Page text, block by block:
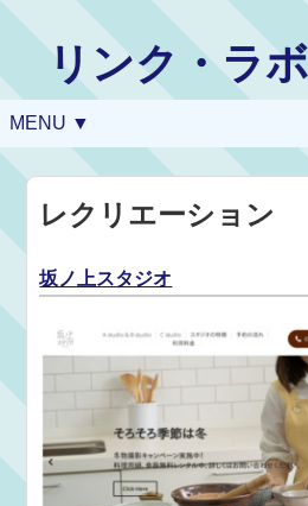
リンク・ラ
MENU ▼
レクリエーション
坂ノ上スタジオ